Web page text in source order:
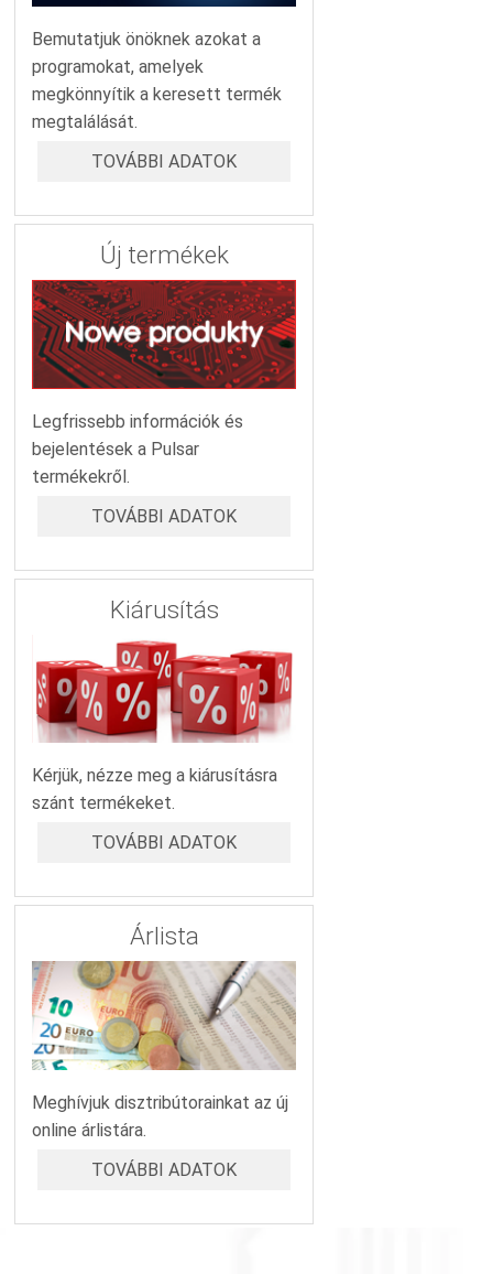
Bemutatjuk önöknek azokat a
programokat, amelyek
megkönnyítik a keresett termék
megtalálását.
TOVÁBBI ADATOK
Új termékek
Legfrissebb információk és
bejelentések a Pulsar
termékekről.
TOVÁBBI ADATOK
Kiárusítás
Kérjük, nézze meg a kiárusításra
szánt termékeket.
TOVÁBBI ADATOK
Árlista
Meghívjuk disztribútorainkat az új
online árlistára.
TOVÁBBI ADATOK